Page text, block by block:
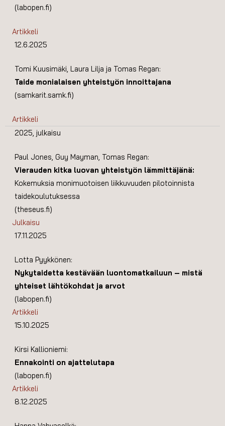
(labopen.fi)
Artikkeli
12.6.2025
Tomi Kuusimäki, Laura Lilja ja Tomas Regan:
Taide monialaisen yhteistyön innoittajana
(samkarit.samk.fi)
Artikkeli
2025, julkaisu
Paul Jones, Guy Mayman, Tomas Regan:
Vierauden kitka luovan yhteistyön lämmittäjänä:
Kokemuksia monimuotoisen liikkuvuuden pilotoinnista
taidekoulutuksessa
(theseus.fi)
Julkaisu
17.11.2025
Lotta Pyykkönen:
Nykytaidetta kestävään luontomatkailuun – mistä
yhteiset lähtökohdat ja arvot
(labopen.fi)
Artikkeli
15.10.2025
Kirsi Kallioniemi:
Ennakointi on ajattelutapa
(labopen.fi)
Artikkeli
8.12.2025